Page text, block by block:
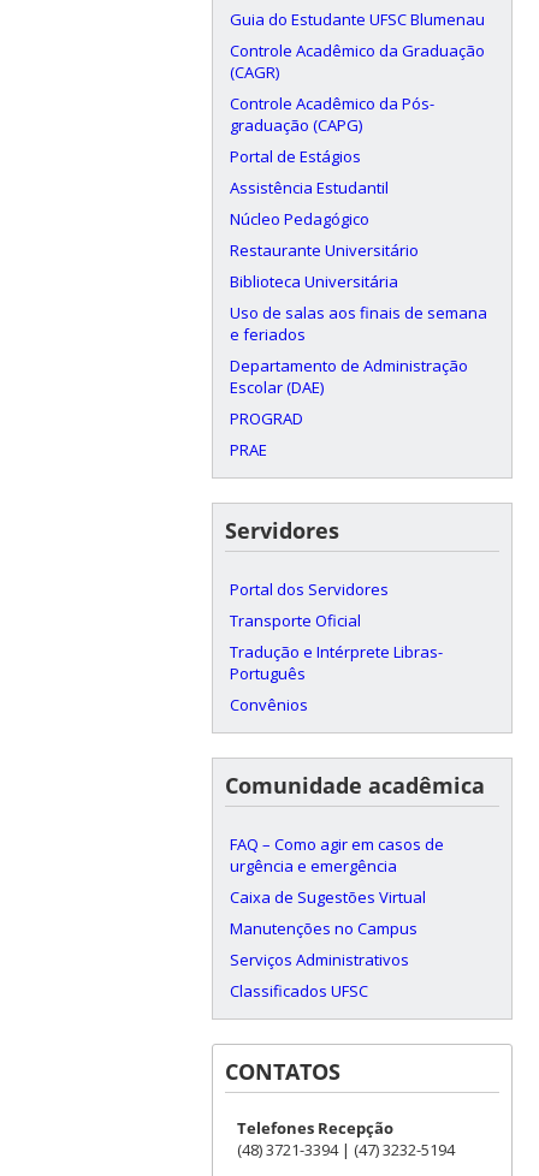
Guia do Estudante UFSC Blumenau
Controle Acadêmico da Graduação
(CAGR)
Controle Acadêmico da Pós-
graduação (CAPG)
Portal de Estágios
Assistência Estudantil
Núcleo Pedagógico
Restaurante Universitário
Biblioteca Universitária
Uso de salas aos finais de semana
e feriados
Departamento de Administração
Escolar (DAE)
PROGRAD
PRAE
Servidores
Portal dos Servidores
Transporte Oficial
Tradução e Intérprete Libras-
Português
Convênios
Comunidade acadêmica
FAQ – Como agir em casos de
urgência e emergência
Caixa de Sugestões Virtual
Manutenções no Campus
Serviços Administrativos
Classificados UFSC
CONTATOS
Telefones Recepção
(48) 3721-3394 | (47) 3232-5194